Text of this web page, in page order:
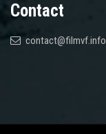
Contact
contact@filmvf.info